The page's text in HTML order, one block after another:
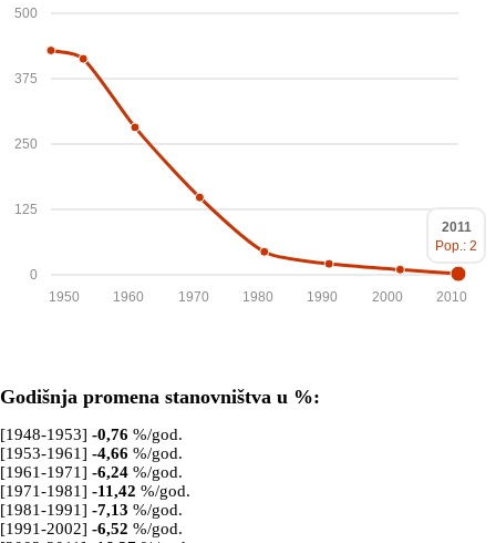
0
125
250
375
500
2010
2000
1990
1980
1970
1960
1950
2011
Pop.: 2
Godišnja promena stanovništva u %:
[1948-1953] -0,76 %/god.
[1953-1961] -4,66 %/god.
[1961-1971] -6,24 %/god.
[1971-1981] -11,42 %/god.
[1981-1991] -7,13 %/god.
[1991-2002] -6,52 %/god.